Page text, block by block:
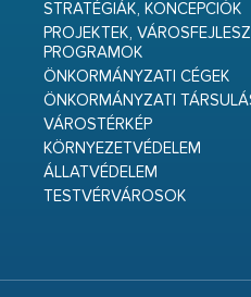
STRATÉGIÁK, KONCEPCIÓK
PROJEKTEK,
PROGRAMOK
ÖNKORMÁNYZATI CÉGEK
ÖNKORMÁNYZATI
VÁROSTÉRKÉP
KÖRNYEZETVÉDELEM
ÁLLATVÉDELEM
TESTVÉRVÁROSOK